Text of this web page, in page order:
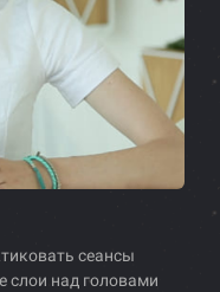
сеансы
слои над головами